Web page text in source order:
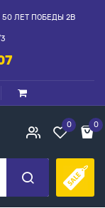
ЛЕТ ПОБЕДЫ 2В
0 0